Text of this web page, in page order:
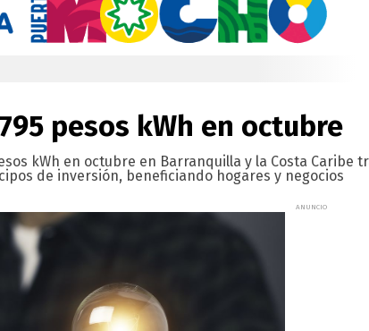
pesos kWh en octubre
kWh en octubre en Barranquilla y la Costa Caribe
de inversión, beneficiando hogares y negocios